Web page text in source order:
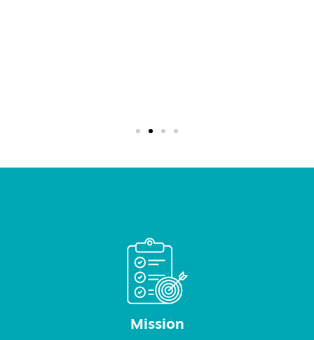
Mission